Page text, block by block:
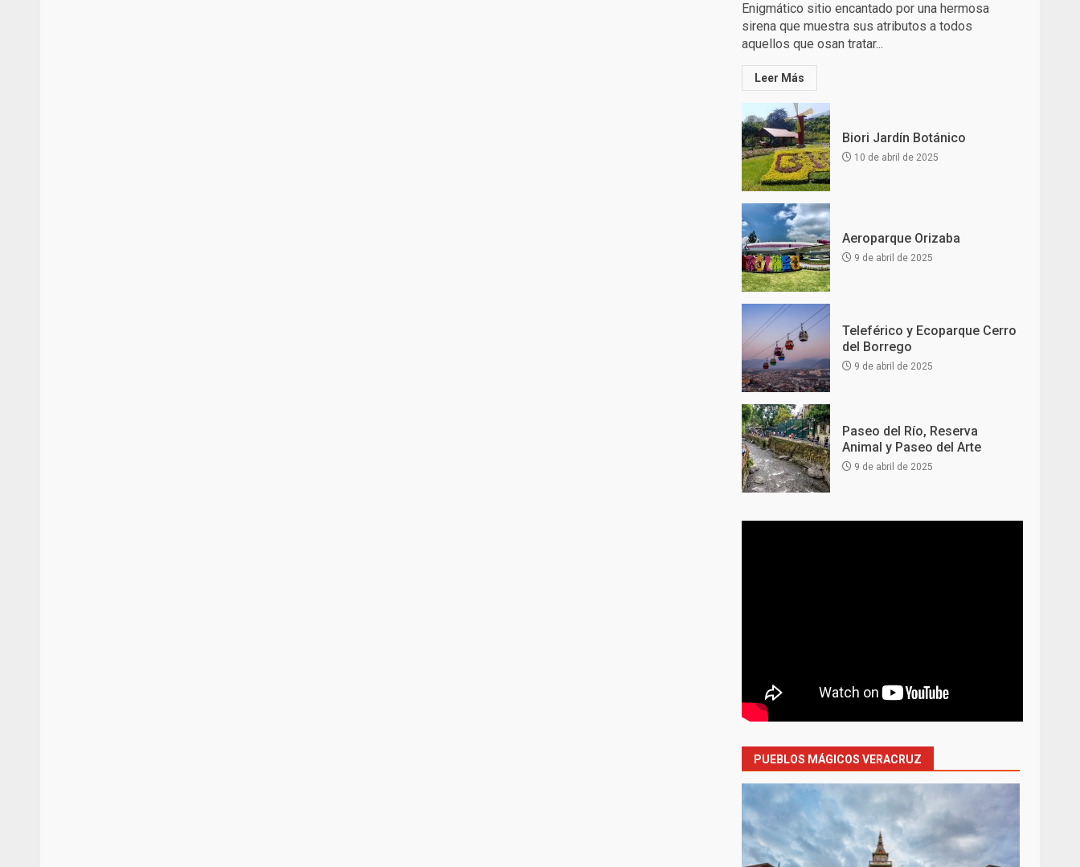
Enigmático sitio encantado por una hermosa
sirena que muestra sus atributos a todos
aquellos que osan tratar...
Leer Más
Biori Jardín Botánico
10 de abril de 2025
Aeroparque Orizaba
9 de abril de 2025
Teleférico y Ecoparque Cerro
del Borrego
9 de abril de 2025
Paseo del Río, Reserva
Animal y Paseo del Arte
9 de abril de 2025
PUEBLOS MÁGICOS VERACRUZ